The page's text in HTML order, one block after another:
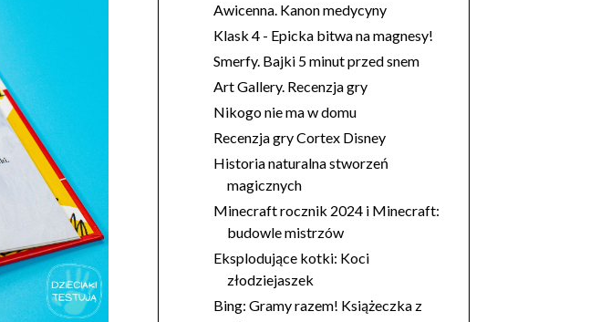
Awicenna. Kanon medycyny
Klask 4 - Epicka bitwa na magnesy!
Smerfy. Bajki 5 minut przed snem
Art Gallery. Recenzja gry
Nikogo nie ma w domu
Recenzja gry Cortex Disney
Historia naturalna stworzeń
magicznych
Minecraft rocznik 2024 i Minecraft:
budowle mistrzów
Eksplodujące kotki: Koci
złodziejaszek
Bing: Gramy razem! Książeczka z